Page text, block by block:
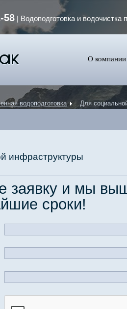
58 | Водоподготовка и водочистка
О компании
водоподготовка Для
инфраструктуры
заявку и мы
сроки!